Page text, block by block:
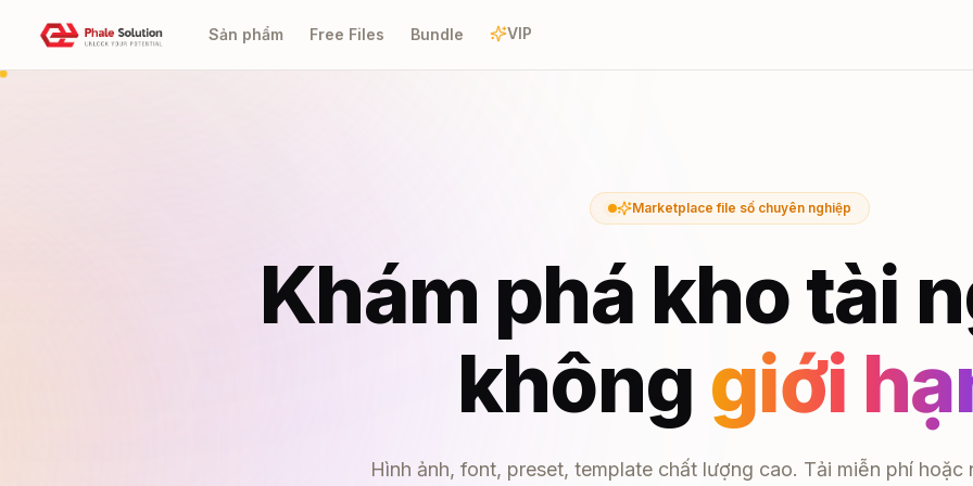
Sản phẩm Free Files Bundle VIP
Marketplace file số chuyên nghiệp
Khám phá kho tài
không giới
Hình ảnh, font, preset, template chất lượng cao. Tải miễn phí hoặc